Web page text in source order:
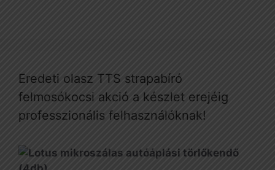
Eredeti olasz TTS strapabíró
felmosókocsi akció a készlet erejéig
professzionális felhasználóknak!